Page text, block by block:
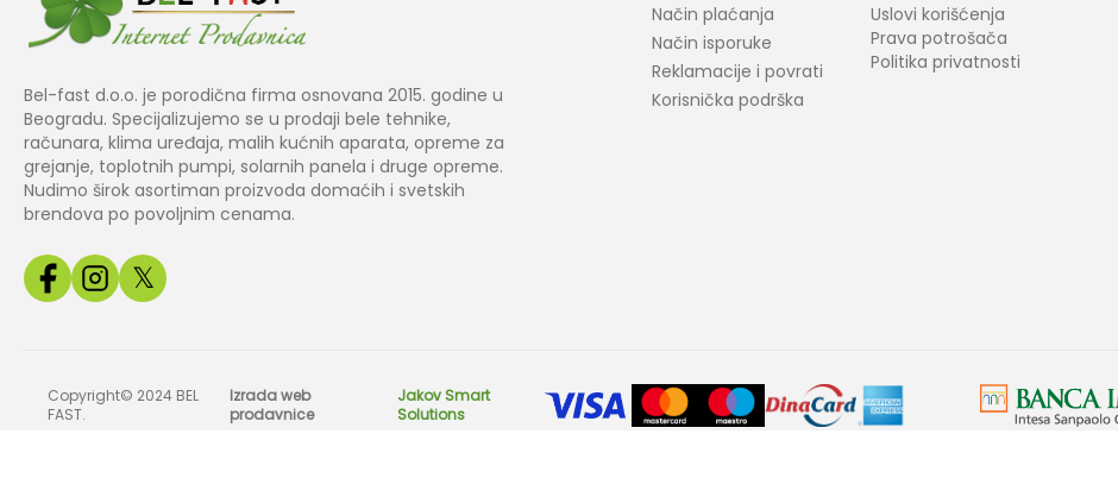
Bel-fast d.o.o. je porodična firma osnovana 2015. godine u
Beogradu. Specijalizujemo se u prodaji bele tehnike,
računara, klima uređaja, malih kućnih aparata, opreme za
grejanje, toplotnih pumpi, solarnih panela i druge opreme.
Nudimo širok asortiman proizvoda domaćih i svetskih
brendova po povoljnim cenama.
𝕏
Način plaćanja
Način isporuke
Reklamacije i povrati
Korisnička podrška
Uslovi korišćenja
Prava potrošača
Politika privatnosti
Copyright© 2024 BEL
FAST.
Izrada web
prodavnice
Jakov Smart
Solutions